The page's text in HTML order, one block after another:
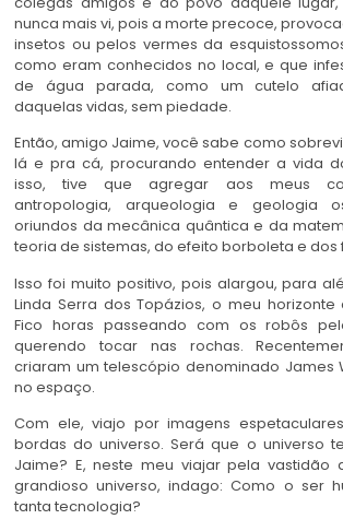
nunca mais vi, pois a morte precoce,
insetos ou pelos vermes da
como eram conhecidos no local, e que
de água parada, como um cutelo
daquelas vidas, sem piedade.
Então, amigo Jaime, você sabe como
lá e pra cá, procurando entender a vida
isso, tive que agregar aos meus
antropologia, arqueologia e geologia
oriundos da mecânica quântica e da
teoria de sistemas, do efeito borboleta e dos
Isso foi muito positivo, pois alargou, para
Linda Serra dos Topázios, o meu horizonte
Fico horas passeando com os robôs
querendo tocar nas rochas.
criaram um telescópio denominado James
no espaço.
Com ele, viajo por imagens
bordas do universo. Será que o universo
Jaime? E, neste meu viajar pela
grandioso universo, indago: Como o ser
tanta tecnologia?